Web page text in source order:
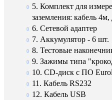
5. Комплект для
заземления: кабель
6. Сетевой адаптер
7. Аккумулятор - 6 шт.
8. Тестовые
9. Зажимы типа
10. CD-диск с ПО
11. Кабель RS232
12. Кабель USB